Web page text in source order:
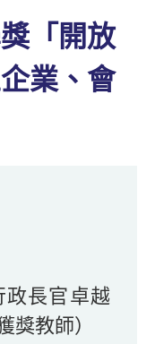
「開放
業、會
政長官卓越
獎教師）